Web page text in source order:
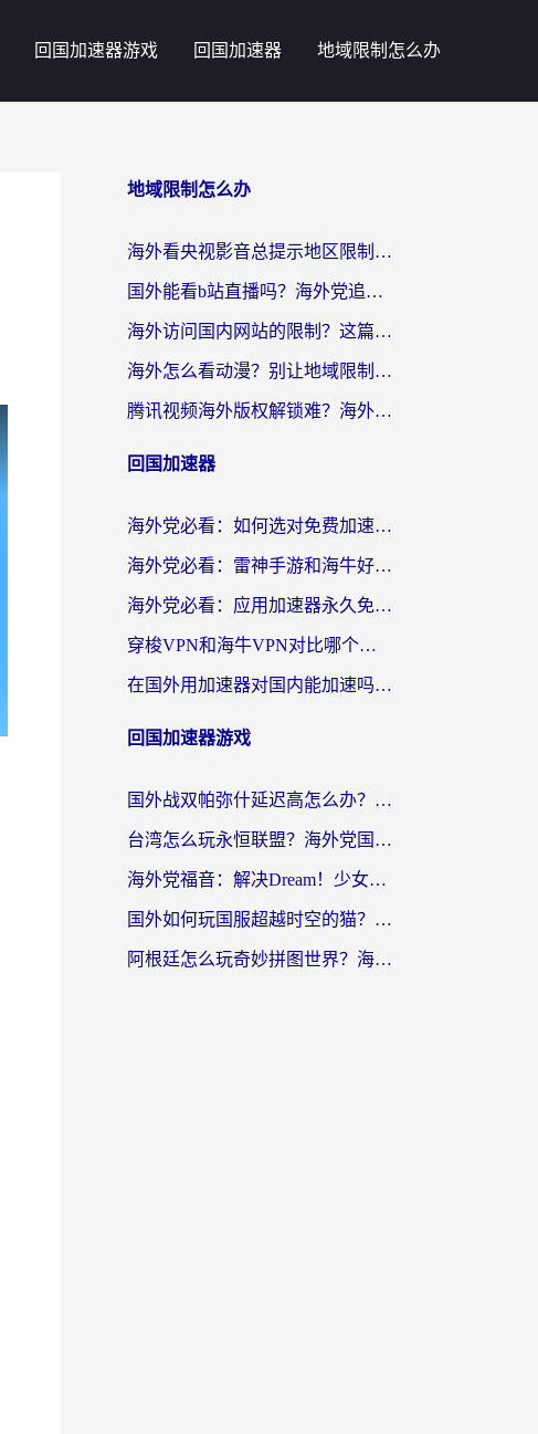
回国加速器游戏 回国加速器 地域限制怎么办
地域限制怎么办
海外看央视影音总提示地区限制？这篇教你选对回国加速器，流畅追剧不踩坑
国外能看b站直播吗？海外党追剧看片的终极解决方案来了
海外访问国内网站的限制？这篇攻略帮你无缝解锁12306、12123和国内影音
海外怎么看动漫？别让地域限制挡住你的追番快乐
腾讯视频海外版权解锁难？海外党亲测：选对回国加速器，追剧观影零障碍
回国加速器
海外党必看：如何选对免费加速器，无缝访问国内资源不踩坑？
海外党必看：雷神手游和海牛好用吗？+3款热门加速器实测对比，附番茄加速器无缝回国指南
海外党必看：应用加速器永久免费版真的存在吗？教你选对回国加速器无缝刷国内资源
穿梭VPN和海牛VPN对比哪个回国效果更好？海外华人亲测3款热门加速器+避坑指南
在国外用加速器对国内能加速吗？海外党亲测有效的无缝访问指南
回国加速器游戏
国外战双帕弥什延迟高怎么办？2026海外畅玩国服游戏终极指南（附实测工具推荐）
台湾怎么玩永恒联盟？海外党国服游戏加速器选择全攻略（附3大热门游戏实测）
海外党福音：解决Dream！少女乐团派对！国外延迟的实用指南，附北美英国游戏加速方案
国外如何玩国服超越时空的猫？2026海外党必看的加速器选择指南
阿根廷怎么玩奇妙拼图世界？海外玩家国服游戏加速全攻略（附帕斯卡契约战舰少女解决方案）